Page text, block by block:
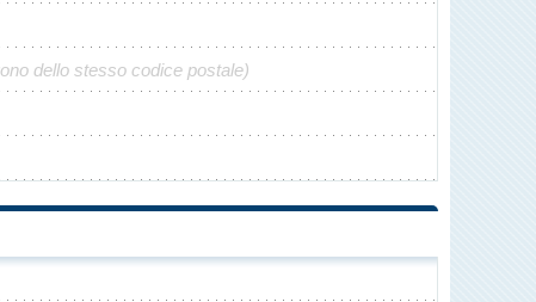
dello stesso codice postale)